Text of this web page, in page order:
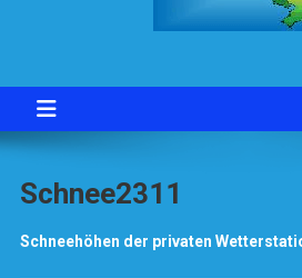
Schnee2311
Schneehöhen der privaten